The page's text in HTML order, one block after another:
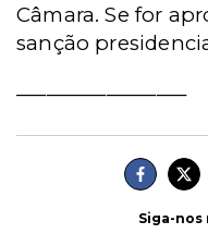
Câmara. Se for
sanção
Siga-nos